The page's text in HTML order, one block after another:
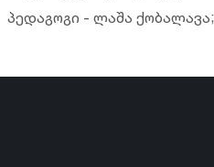
პედაგოგი - ლაშა ქობალავა;